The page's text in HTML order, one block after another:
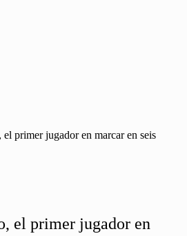
primer jugador en marcar en seis
el primer jugador en